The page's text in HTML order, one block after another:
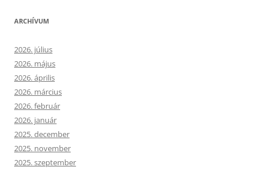
ARCHÍVUM
2026. július
2026. május
2026. április
2026. március
2026. február
2026. január
2025. december
2025. november
2025. szeptember